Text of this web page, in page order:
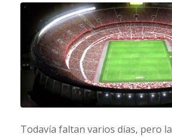
Todavía faltan varios días, pero